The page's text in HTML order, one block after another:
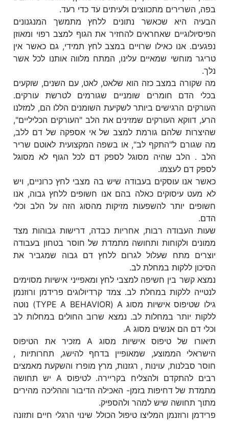
בפה, השרירים מתכווצים ולעיתים עד כדי רעד.
הבעיה היא שכאשר נתונים ללחץ מתמשך המנגנונים
הפיסיולוגיים שאחראים להחזיר את הגוף למצב רפוי ומאוזן
נפגעים. אנו כאילו שרויים במצב לחץ תמידי, גם כאשר אין
טריגר מוחשי שמאיים עלינו, המתח מלווה אותנו לכל אשר
נלך.
מה שקורה במצב כזה הוא שלאט, לאט, עם השנים, שוקעים
בכלי הדם חומרים שומניים שגורמים לטרשת עורקים.
העורקים הרגישים ביותר לשקיעת השומנים הללו הם, למזלנו
הרע, דווקא העורקים שמזינים את הלב "העורקים הכליליים",
שהיצרות שלהם גורמת למצב של אי אספקה של דם ללב,
מה שגורם ל"התקף לב", או בשפה המקצועית לאוטם שריר
הלב . הלב שהיה מסוגל לספק דם לכל הגוף לא מסוגל
לספק דם לעצמו.
כאשר אנו עוסקים בעבודה שיש בה מצבי לחץ כרוניים, ויש
לא מעט עיסוקים כאלה בהם אנו חשופים ללחץ גבוה, אנו
חשופים יותר להשפעות מזיקות מהסוג הזה על הלב וכלי
הדם.
שעות העבודה רבות, אחריות כבדה, דרישות גבוהות מצד
ממונים ולקוחות ותחושה מתמדת של חוסר בטחון בעבודה
יוצרים מתח שעלול לגרום ללחץ דם גבוה שמגביר את
הסיכון ללקות במחלת לב.
נמצא קשר בין חשיפה למצבי לחץ ומאפייני אישיות מסוימים
לנטייה ללקות במחלת לב. צמד קרדיולוגים פרידמן ורוזנמן
גילו שטיפוס אישיות מסוג TYPE A BEHAVIOR) A) נוטה
ללקות יותר במחלות לב. נמצא שרוב החולים במחלות לב
וכלי דם הם אנשים מסוג A.
תיאורו של טיפוס אישיות מסוג A מזכיר את הטיפוס
הישראלי הממוצע, שמאופיין בדחף להישג, תחרותיות ,
חוסר סבלנות, עוינות , רגזנות, מרץ מופרז והשקעת מאמצים
רבים להתקדם ולהצליח בקריירה. לטיפוס A יש תחושה
מתמדת של דחיפות בזמן- האכילה הדיבור וההליכה מהירים
מתוך תחושה שיש למהר ולהספיק.
פרידמן ורוזנמן המליצו טיפול הכולל שינוי הרגלי חיים ותזונה